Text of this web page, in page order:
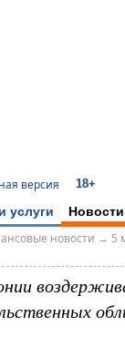
версия 18+
услуги Новости
новости → 5